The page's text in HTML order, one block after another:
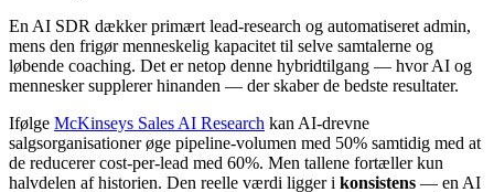
En AI SDR dækker primært lead-research og automatiseret admin,
mens den frigør menneskelig kapacitet til selve samtalerne og
løbende coaching. Det er netop denne hybridtilgang — hvor AI og
mennesker supplerer hinanden — der skaber de bedste resultater.
Ifølge McKinseys Sales AI Research kan AI-drevne
salgsorganisationer øge pipeline-volumen med 50% samtidig med at
de reducerer cost-per-lead med 60%. Men tallene fortæller kun
halvdelen af historien. Den reelle værdi ligger i konsistens — en AI